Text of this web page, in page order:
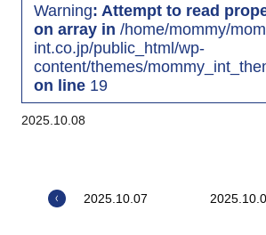
Warning: Attempt to read
on array in /home/mommy/
int.co.jp/public_html/wp-
content/themes/
on line 19
2025.10.08
2025.10.07